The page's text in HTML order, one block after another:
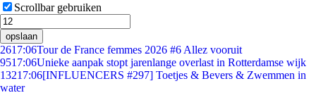
Scrollbar gebruiken
opslaan
2617:06Tour de France femmes 2026 #6 Allez vooruit
9517:06Unieke aanpak stopt jarenlange overlast in Rotterdamse wijk
13217:06[INFLUENCERS #297] Toetjes & Bevers & Zwemmen in
water